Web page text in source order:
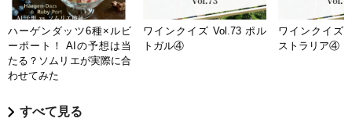
ハーゲンダッツ6種×ルビ
ーポート！ AIの予想は当
たる？ソムリエが実際に合
わせてみた
ワインクイズ Vol.73 ポル
トガル④
ワインクイズ
ストラリア④
すべて見る